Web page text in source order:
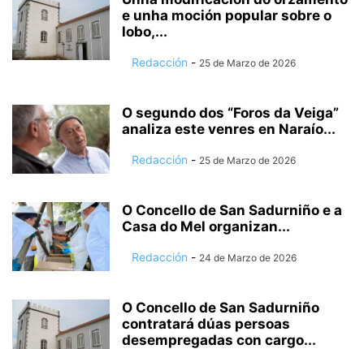
e unha moción popular sobre o
lobo,...
Redacción - 25 de Marzo de 2026
O segundo dos “Foros da Veiga”
analiza este venres en Naraío...
Redacción - 25 de Marzo de 2026
O Concello de San Sadurniño e a
Casa do Mel organizan...
Redacción - 24 de Marzo de 2026
O Concello de San Sadurniño
contratará dúas persoas
desempregadas con cargo...